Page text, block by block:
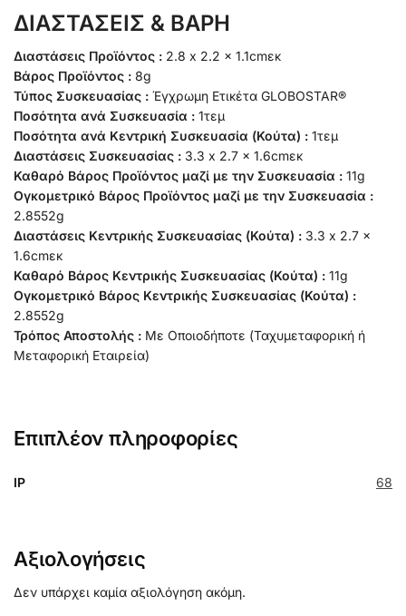
ΔΙΑΣΤΑΣΕΙΣ & ΒΑΡΗ
Διαστάσεις Προϊόντος : 2.8 x 2.2 x 1.1cmεκ
Βάρος Προϊόντος : 8g
Τύπος Συσκευασίας : Έγχρωμη Ετικέτα GLOBOSTAR®
Ποσότητα ανά Συσκευασία : 1τεμ
Ποσότητα ανά Κεντρική Συσκευασία (Κούτα) : 1τεμ
Διαστάσεις Συσκευασίας : 3.3 x 2.7 x 1.6cmεκ
Καθαρό Βάρος Προϊόντος μαζί με την Συσκευασία : 11g
Ογκομετρικό Βάρος Προϊόντος μαζί με την Συσκευασία :
2.8552g
Διαστάσεις Κεντρικής Συσκευασίας (Κούτα) : 3.3 x 2.7 x
1.6cmεκ
Καθαρό Βάρος Κεντρικής Συσκευασίας (Κούτα) : 11g
Ογκομετρικό Βάρος Κεντρικής Συσκευασίας (Κούτα) :
2.8552g
Τρόπος Αποστολής : Με Οποιοδήποτε (Ταχυμεταφορική ή
Μεταφορική Εταιρεία)
Επιπλέον πληροφορίες
IP 68
Αξιολογήσεις
Δεν υπάρχει καμία αξιολόγηση ακόμη.